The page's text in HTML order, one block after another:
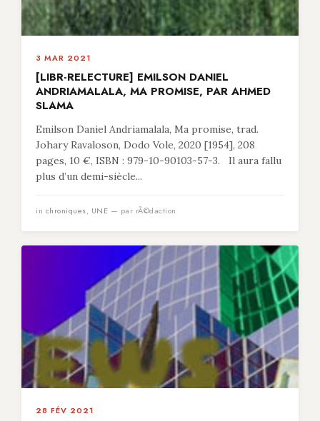
3 MAR 2021
[LIBR-RELECTURE] EMILSON DANIEL
ANDRIAMALALA, MA PROMISE, PAR AHMED
SLAMA
Emilson Daniel Andriamalala, Ma promise, trad.
Johary Ravaloson, Dodo Vole, 2020 [1954], 208
pages, 10 €, ISBN : 979-10-90103-57-3. Il aura fallu
plus d’un demi-siècle...
in chroniques, UNE — par rÃ©daction
28 FÉV 2021